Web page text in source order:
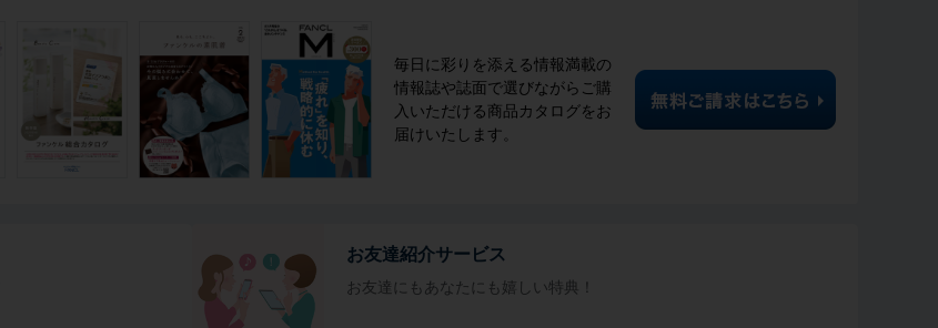
毎日に彩りを添える情報満載の
情報誌や誌面で選びながらご購
入いただける商品カタログをお
届けいたします。
お友達紹介サービス
お友達にもあなたにも嬉しい特典！